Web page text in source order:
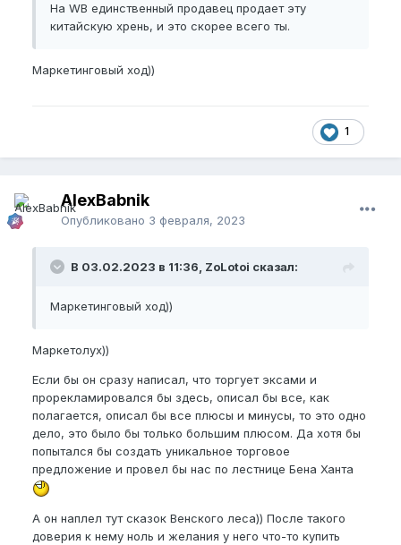
На WB единственный продавец продает эту
китайскую хрень, и это скорее всего ты.
Маркетинговый ход))
1
AlexBabnik
Опубликовано 3 февраля, 2023
В 03.02.2023 в 11:36, ZoLotoi сказал:
Маркетинговый ход))
Маркетолух))
Если бы он сразу написал, что торгует эксами и
прорекламировался бы здесь, описал бы все, как
полагается, описал бы все плюсы и минусы, то это одно
дело, это было бы только большим плюсом. Да хотя бы
попытался бы создать уникальное торговое
предложение и провел бы нас по лестнице Бена Ханта
А он наплел тут сказок Венского леса)) После такого
доверия к нему ноль и желания у него что-то купить